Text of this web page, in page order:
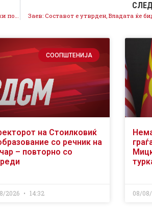
Новата Влада ќе спроведува одговорни економски политики што ќе придонесат кон економски раст Заев: Составот е утврден, Владата ќе
СООПШТЕНИЈА
на Стоилковиќ
со речник на
– повторно со
2026 14:32 08/